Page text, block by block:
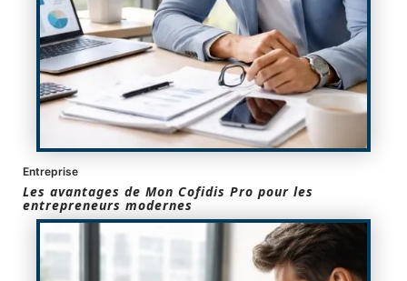
Entreprise
Les avantages de Mon Cofidis Pro pour les
entrepreneurs modernes